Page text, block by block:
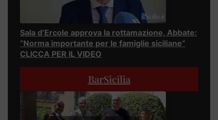
Sala d’Ercole approva la rottamazione, Abbate:
“Norma importante per le famiglie siciliane”
CLICCA PER IL VIDEO
BarSicilia